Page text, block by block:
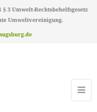
3 Umwelt-Rechtsbehelfsgesetz
Umweltvereinigung.